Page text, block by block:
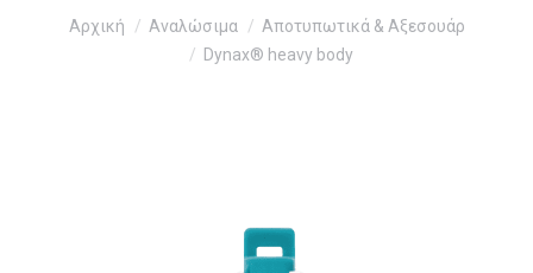
You are here:
Αρχική Αναλώσιμα
Αποτυπωτικά & Αξεσουάρ
Dynax® heavy body